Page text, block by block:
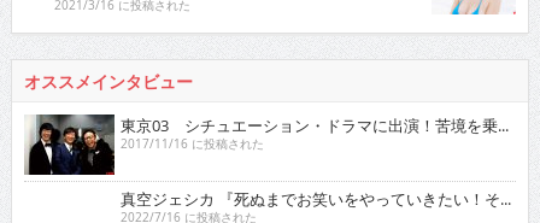
2021/3/16 に投稿された
オススメインタビュー
東京03 シチュエーション・ドラマに出演！苦境を乗...
2017/11/16 に投稿された
真空ジェシカ 『死ぬまでお笑いをやっていきたい！そ...
2022/7/16 に投稿された